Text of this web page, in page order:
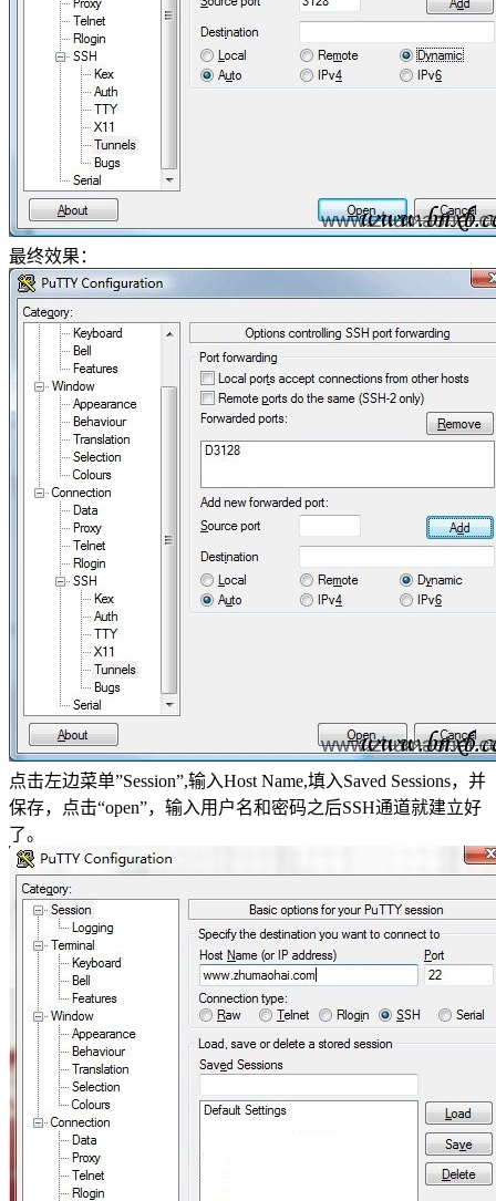
最终效果：
点击左边菜单”Session”,输入Host Name,填入Saved Sessions，并
保存，点击“open”，输入用户名和密码之后SSH通道就建立好
了。